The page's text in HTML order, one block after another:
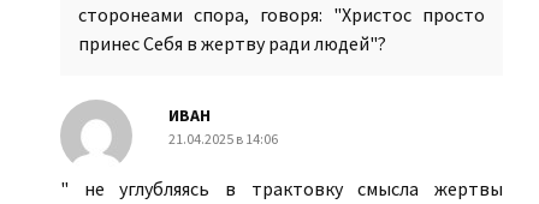
сторонеами спора, говоря: "Христос просто
принес Себя в жертву ради людей"?
ИВАН
21.04.2025 в 14:06
" не углубляясь в трактовку смысла жертвы